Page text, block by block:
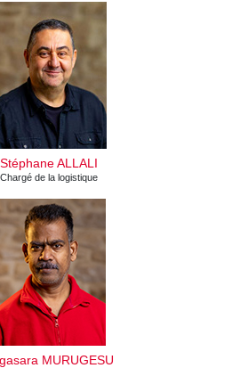
Stéphane ALLALI
Chargé de la logistique
MURUGESU